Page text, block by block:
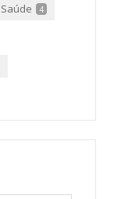
Saúde 4